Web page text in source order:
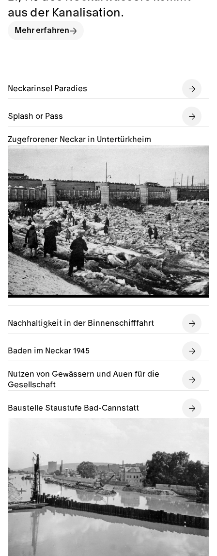
Neckarinsel Paradies
Splash or Pass
Zugefrorener Neckar in Untertürkheim
Nachhaltigkeit in der Binnenschifffahrt
Baden im Neckar 1945
Nutzen von Gewässern und Auen für die
Gesellschaft
Baustelle Staustufe Bad-Cannstatt
aus der Kanalisation.
Mehr erfahren